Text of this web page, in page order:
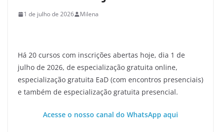
1 de julho de 2026 Milena
Há 20 cursos com inscrições abertas hoje, dia 1 de
julho de 2026, de especialização gratuita online,
especialização gratuita EaD (com encontros presenciais)
e também de especialização gratuita presencial.
Acesse o nosso canal do WhatsApp aqui